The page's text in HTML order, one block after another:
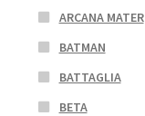
ARCANA MATER
BATMAN
BATTAGLIA
BETA